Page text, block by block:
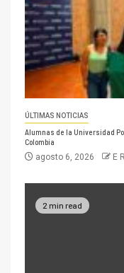
ÚLTIMAS NOTICIAS
Alumnas de la Universidad
Colombia
agosto 6, 2026 E R
2 min read